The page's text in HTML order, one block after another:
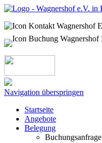
Navigation überspringen
Startseite
Angebote
Belegung
Buchungsanfrage